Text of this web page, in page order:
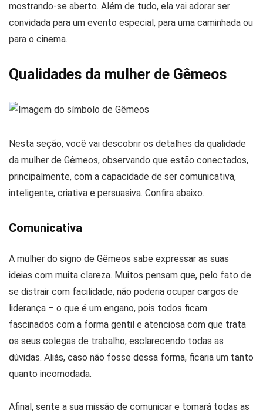
mostrando-se aberto. Além de tudo, ela vai adorar ser
convidada para um evento especial, para uma caminhada ou
para o cinema.
Qualidades da mulher de Gêmeos
Nesta seção, você vai descobrir os detalhes da qualidade
da mulher de Gêmeos, observando que estão conectados,
principalmente, com a capacidade de ser comunicativa,
inteligente, criativa e persuasiva. Confira abaixo.
Comunicativa
A mulher do signo de Gêmeos sabe expressar as suas
ideias com muita clareza. Muitos pensam que, pelo fato de
se distrair com facilidade, não poderia ocupar cargos de
liderança – o que é um engano, pois todos ficam
fascinados com a forma gentil e atenciosa com que trata
os seus colegas de trabalho, esclarecendo todas as
dúvidas. Aliás, caso não fosse dessa forma, ficaria um tanto
quanto incomodada.
Afinal, sente a sua missão de comunicar e tomará todas as